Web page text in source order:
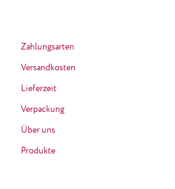
Zahlungsarten
Versandkosten
Lieferzeit
Verpackung
Über uns
Produkte